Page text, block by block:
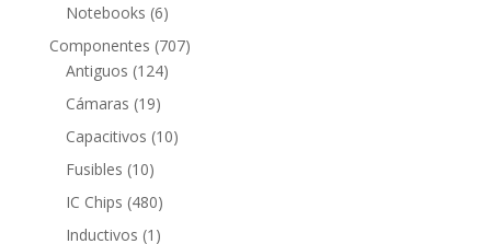
Notebooks 66
productos
Componentes 707707
Antiguos 124124
Cámaras 1919
productos
Capacitivos 1010
Fusibles 1010
productos
IC Chips 480480
productos
Inductivos 1 1